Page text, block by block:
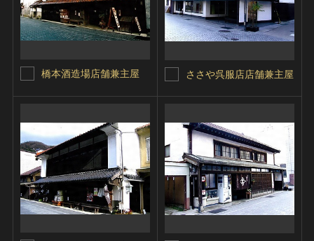
橋本酒造場店舗兼主屋 ささや呉服店店舗兼主屋